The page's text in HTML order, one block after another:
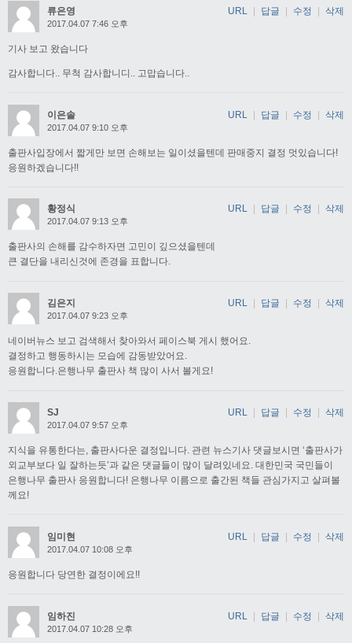
류은영
2017.04.07 7:46 오후
기사 보고 왔습니다
감사합니다.. 무척 감사합니디.. 고맙습니다..
URL 답글 수정 삭제
이은솔
2017.04.07 9:10 오후
출판사입장에서 짧게만 보면 손해보는 일이셨을텐데 판매중지 결정 멋있습니다!
응원하겠습니다!!
URL | 답글 | 수정 | 삭제
황정식
2017.04.07 9:13 오후
출판사의 손해를 감수하자면 고민이 깊으셨을텐데
큰 결단을 내리신것에 존경을 표합니다.
URL 답글 수정 삭제
김은지
2017.04.07 9:23 오후
네이버뉴스 보고 검색해서 찾아와서 페이스북 게시 했어요.
결정하고 행동하시는 모습에 감동받았어요.
응원합니다.은행나무 출판사 책 많이 사서 볼게요!
URL 답글 수정 삭제
SJ
2017.04.07 9:57 오후
지식을 유통한다는, 출판사다운 결정입니다. 관련 뉴스기사 댓글보시면 ‘출판사가
외교부보다 일 잘하는듯’과 같은 댓글들이 많이 달려있네요. 대한민국 국민들이
은행나무 출판사 응원합니다! 은행나무 이름으로 출간된 책들 관심가지고 살펴볼
께요!
URL 답글 수정 삭제
임미현
2017.04.07 10:08 오후
응원합니다 당연한 결정이에요!!
URL | 답글 | 수정 | 삭제
임하진
2017.04.07 10:28 오후
URL | 답글 | 수정 | 삭제